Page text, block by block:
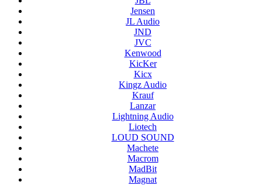
Jensen
JL Audio
JND
JVC
Kenwood
KicKer
Kicx
Kingz Audio
Krauf
Lanzar
Lightning Audio
Liotech
LOUD SOUND
Machete
Macrom
MadBit
Magnat